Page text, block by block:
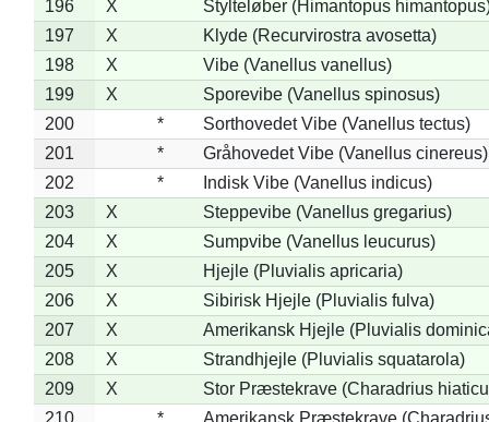
196
X
Stylteløber (Himantopus
197
X
Klyde (Recurvirostra avosetta)
198
X
Vibe (Vanellus vanellus)
199
X
Sporevibe (Vanellus spinosus)
200
*
Sorthovedet Vibe (Vanellus tectus)
201
*
Gråhovedet Vibe (Vanellus cinereus)
202
*
Indisk Vibe (Vanellus indicus)
203
X
Steppevibe (Vanellus gregarius)
204
X
Sumpvibe (Vanellus leucurus)
205
X
Hjejle (Pluvialis apricaria)
206
X
Sibirisk Hjejle (Pluvialis fulva)
207
X
Amerikansk Hjejle (Pluvialis
208
X
Strandhjejle (Pluvialis squatarola)
209
X
Stor Præstekrave (Charadrius
210
*
Amerikansk Præstekrave